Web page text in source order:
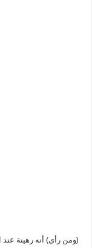
(ومن رأى) أنه رهينة عند